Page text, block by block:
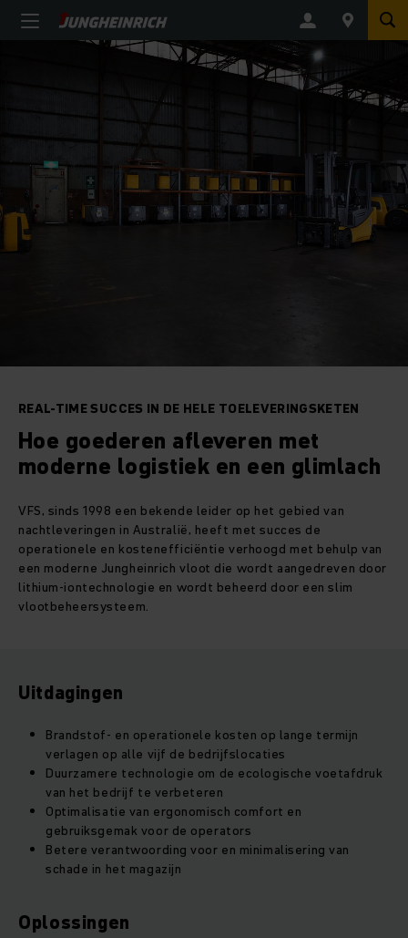
REAL-TIME SUCCES IN DE HELE TOELEVERINGSKETEN
Hoe goederen afleveren met
moderne logistiek en een glimlach
VFS, sinds 1998 een bekende leider op het gebied van
nachtleveringen in Australië, heeft met succes de
operationele en kostenefficiëntie verhoogd met behulp van
een moderne Jungheinrich vloot die wordt aangedreven door
lithium-iontechnologie en wordt beheerd door een slim
vlootbeheersysteem.
Uitdagingen
Brandstof- en operationele kosten op lange termijn
verlagen op alle vijf de bedrijfslocaties
Duurzamere technologie om de ecologische voetafdruk
van het bedrijf te verbeteren
Optimalisatie van ergonomisch comfort en
gebruiksgemak voor de operators
Betere verantwoording voor en minimalisering van
schade in het magazijn
Oplossingen